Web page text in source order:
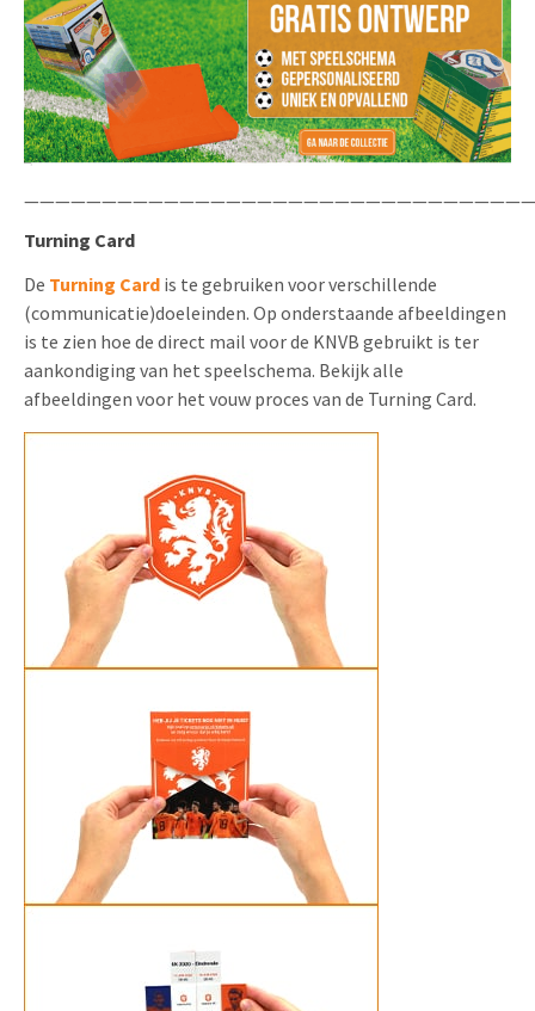
Turning Card
De Turning Card is te gebruiken voor verschillende
(communicatie)doeleinden. Op onderstaande afbeeldingen
is te zien hoe de direct mail voor de KNVB gebruikt is ter
aankondiging van het speelschema. Bekijk alle
afbeeldingen voor het vouw proces van de Turning Card.